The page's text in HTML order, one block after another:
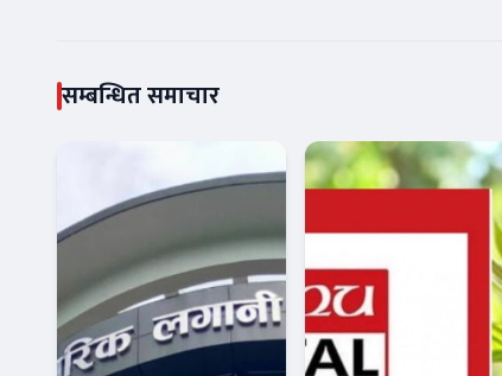
सम्बन्धित समाचार